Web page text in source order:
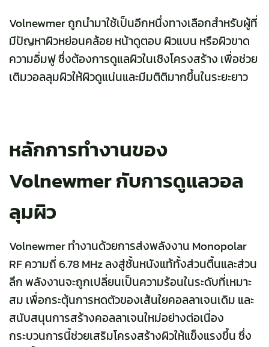
Volnewmer ถูกนำมาใช้เป็นอีกหนึ่งทางเลือกสำหรับผู้ที่
มีปัญหาผิวหย่อนคล้อย หน้าดูตอบ ผิวแบน หรือผิวขาด
ความอิ่มฟู ซึ่งต้องการดูแลผิวในเชิงโครงสร้าง เพื่อช่วย
เติมวอลลุมผิวให้ผิวดูแน่นและมีมติติมากขึ้นในระยะยาว
หลักการทำงานของ
Volnewmer กับการดูแลวอล
ลุมผิว
Volnewmer ทำงานด้วยการส่งพลังงาน Monopolar
RF ความถี่ 6.78 MHz ลงสู่ชั้นหนังแท้ทั้งส่วนตื้นและส่วน
ลึก พลังงานจะถูกเปลี่ยนเป็นความร้อนในระดับที่เหมาะ
สม เพื่อกระตุ้นการหดตัวของเส้นใยคอลลาเจนเดิม และ
สนับสนุนการสร้างคอลลาเจนใหม่อย่างต่อเนื่อง
กระบวนการนี้ช่วยเสริมโครงสร้างผิวให้แข็งแรงขึ้น ซึ่ง